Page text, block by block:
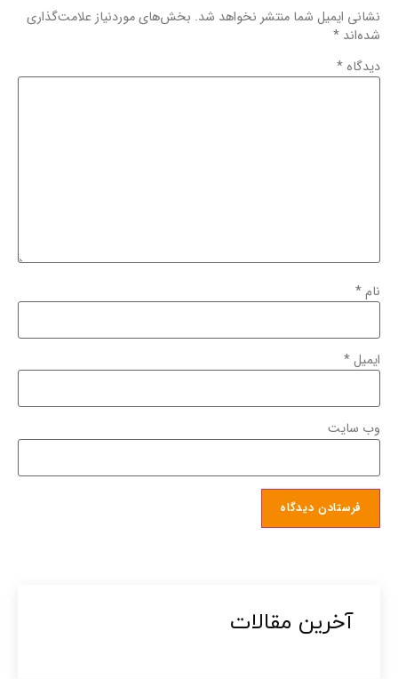
نشانی ایمیل شما منتشر نخواهد شد. بخش‌های موردنیاز علامت‌گذاری
شده‌اند *
دیدگاه *
نام*
ایمیل*
وب‌ سایت
آخرین مقالات​